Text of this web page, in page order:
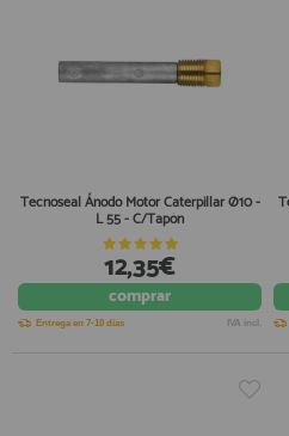
Tecnoseal Ánodo Motor Caterpillar Ø10 -
L 55 - C/Tapón
12,35€
comprar
Entrega en 7-10 días IVA incl.